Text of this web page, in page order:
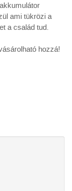
ami tükrözi a
a család tud.
hozzá!